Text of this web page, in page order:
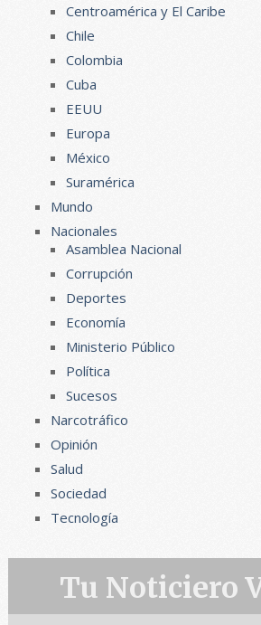
Centroamérica y El Caribe
Chile
Colombia
Cuba
EEUU
Europa
México
Suramérica
Mundo
Nacionales
Asamblea Nacional
Corrupción
Deportes
Economía
Ministerio Público
Política
Sucesos
Narcotráfico
Opinión
Salud
Sociedad
Tecnología
Tu Noticiero